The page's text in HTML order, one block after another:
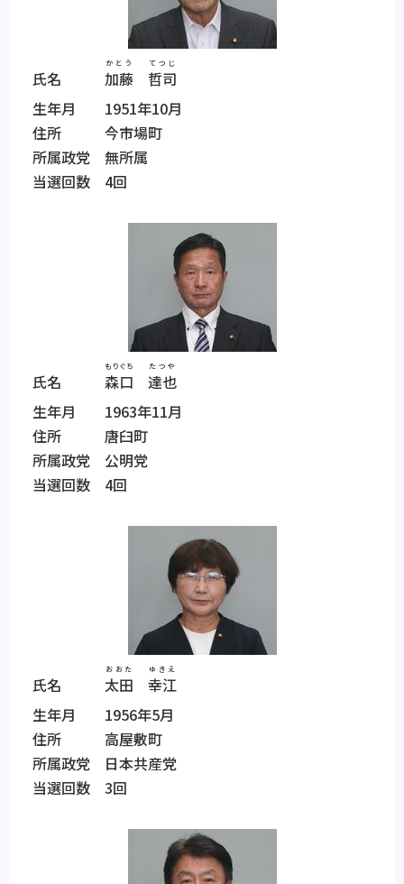
氏名 加藤
かとう
哲司
てつじ
生年月 1951年10月
住所 今市場町
所属政党 無所属
当選回数 4回
氏名 森口
もりぐち
達也
たつや
生年月 1963年11月
住所 唐臼町
所属政党 公明党
当選回数 4回
氏名 太田
おおた
幸江
ゆきえ
生年月 1956年5月
住所 高屋敷町
所属政党 日本共産党
当選回数 3回